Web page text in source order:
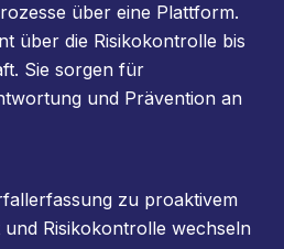
über eine Plattform.
über die Risikokontrolle bis
Sie sorgen für
und Prävention an
zu proaktivem
und Risikokontrolle wechseln